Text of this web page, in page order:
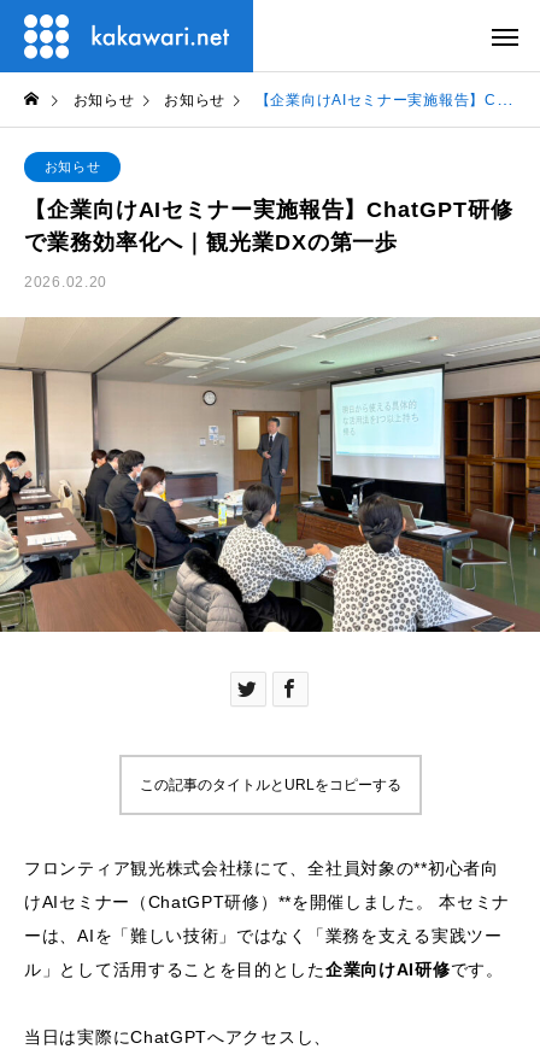
お知らせ お知らせ 【企業向けAIセミナー実施報告】ChatGPT研修で業務効率化へ｜観光業DXの第一歩
お知らせ
【企業向けAIセミナー実施報告】ChatGPT研修
で業務効率化へ｜観光業DXの第一歩
2026.02.20
この記事のタイトルとURLをコピーする
フロンティア観光株式会社様にて、全社員対象の**初心者向
けAIセミナー（ChatGPT研修）**を開催しました。 本セミナ
ーは、AIを「難しい技術」ではなく「業務を支える実践ツー
ル」として活用することを目的とした企業向けAI研修です。
当日は実際にChatGPTへアクセスし、